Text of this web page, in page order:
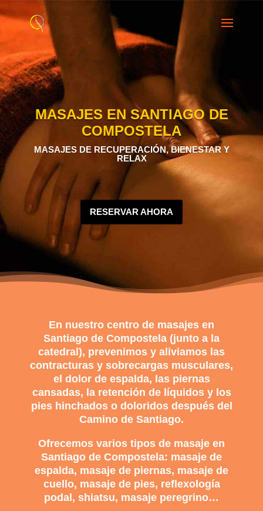
MASAJES EN SANTIAGO DE
COMPOSTELA
MASAJES DE RECUPERACIÓN, BIENESTAR Y
RELAX
RESERVAR AHORA
En nuestro centro de masajes en
Santiago de Compostela (junto a la
catedral), prevenimos y aliviamos las
contracturas y sobrecargas musculares,
el dolor de espalda, las piernas
cansadas, la retención de líquidos y los
pies hinchados o doloridos después del
Camino de Santiago.
Ofrecemos varios tipos de masaje en
Santiago de Compostela: masaje de
espalda, masaje de piernas, masaje de
cuello, masaje de pies, reflexología
podal , shiatsu, masaje peregrino…